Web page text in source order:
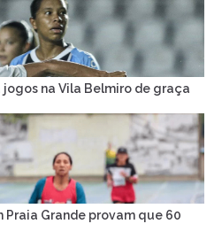
jogos na Vila Belmiro de graça
Praia Grande provam que 60